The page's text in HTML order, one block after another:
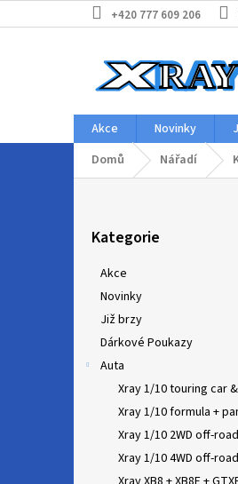
na
+420 777 609 206
Akce Novinky
Domů
Nářadí
kategorie
Kategorie
Akce
Novinky
Již brzy
Dárkové Poukazy
Auta
Xray 1/10 touring car
Xray 1/10 formula +
Xray 1/10 2WD off-
Xray 1/10 4WD off-